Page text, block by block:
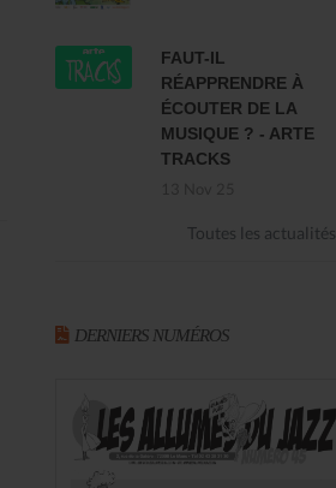
FAUT-IL
RÉAPPRENDRE À
ÉCOUTER DE LA
MUSIQUE ? - ARTE
TRACKS
Toutes les actualités
DERNIERS NUMÉROS